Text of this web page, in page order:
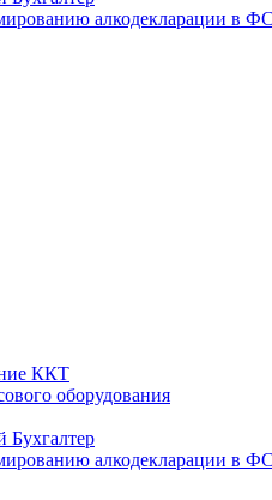
алкодекларации в
ККТ
оборудования
Бухгалтер
алкодекларации в